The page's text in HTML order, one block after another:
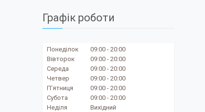
Графік роботи
Понеділок 09:00
20:00
Вівторок
09:00
20:00
Середа
09:00
20:00
Четвер
09:00
20:00
Пʼятниця
09:00
20:00
Субота
09:00
20:00
Неділя
Вихідний